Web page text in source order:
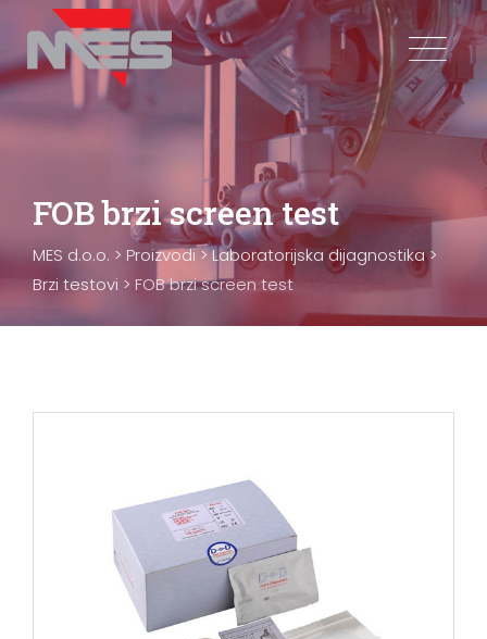
content
FOB brzi screen test
MES d.o.o. > Proizvodi>Laboratorijska dijagnostika>
Brzi testovi > FOB brzi screen test